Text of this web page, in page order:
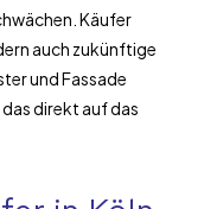
Käufer
auch zukünftige
und Fassade
direkt auf das